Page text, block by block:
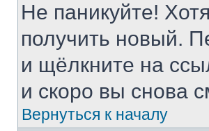
Не паникуйте!
получить новый.
и щёлкните на
и скоро вы снова
Вернуться к началу